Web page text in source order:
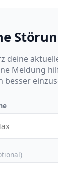
deine
Meldung
besser